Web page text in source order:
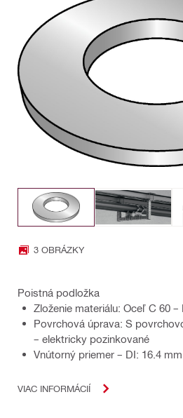
3 OBRÁZKY
Poistná podložka
Zloženie materiálu: Oceľ C 60 –
Povrchová úprava: S
– elektricky pozinkované
Vnútorný priemer – DI: 16.4 mm
VIAC INFORMÁCIÍ